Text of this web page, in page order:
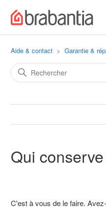
Aide & contact Garantie &
Qui
C'est à vous de le faire.